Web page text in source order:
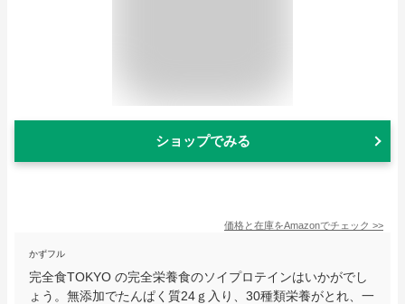
ショップでみる
価格と在庫をAmazonでチェック >>
かずフル
完全食TOKYO の完全栄養食のソイプロテインはいかがでし
ょう。無添加でたんぱく質24ｇ入り、30種類栄養がとれ、一